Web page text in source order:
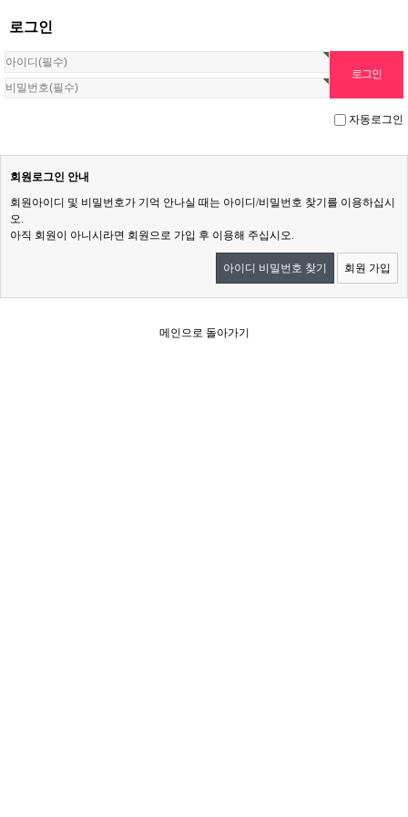
로그인
자동로그인
회원로그인 안내
회원아이디 및 비밀번호가 기억 안나실 때는 아이디/비밀번호 찾기를 이용하십시
오.
아직 회원이 아니시라면 회원으로 가입 후 이용해 주십시오.
아이디 비밀번호 찾기 회원 가입
메인으로 돌아가기